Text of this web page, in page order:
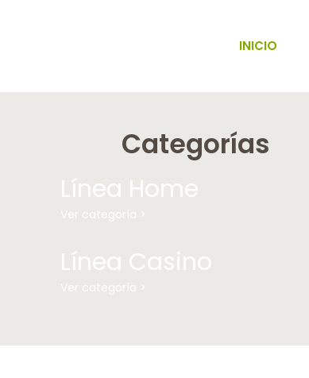
INICIO
Categorías
Línea Home
Ver categoría >
Línea Casino
Ver categoría >